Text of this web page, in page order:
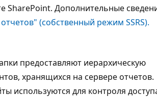
SharePoint. Дополнительные
(собственный режим SSRS).
предоставляют иерархическую
хранящихся на сервере отчетов.
используются для контроля